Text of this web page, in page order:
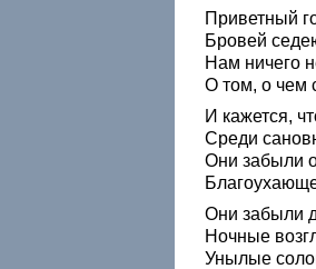
Приветный
Бровей
Нам ничего
О том, о чем
И кажется,
Среди
Они забыли
Они забыли
Ночные
Унылые